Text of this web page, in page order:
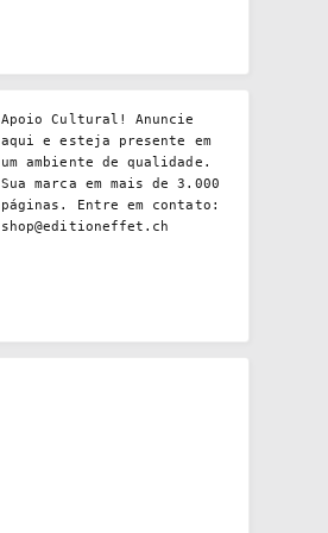
Apoio Cultural! Anuncie
aqui e esteja presente em
um ambiente de qualidade.
Sua marca em mais de 3.000
páginas. Entre em contato:
shop@editioneffet.ch